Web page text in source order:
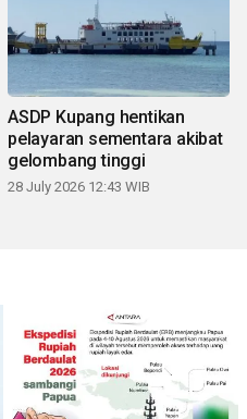
ASDP Kupang hentikan
pelayaran sementara akibat
gelombang tinggi
28 July 2026 12:43 WIB